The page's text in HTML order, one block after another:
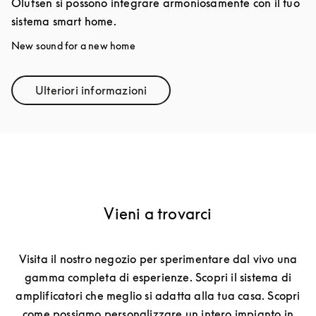
sistema smart home.
New sound for a new home
Ulteriori informazioniLink Opens in New Tab
Vieni a trovarci
Visita il nostro negozio per sperimentare dal vivo una
gamma completa di esperienze. Scopri il sistema di
amplificatori che meglio si adatta alla tua casa. Scopri